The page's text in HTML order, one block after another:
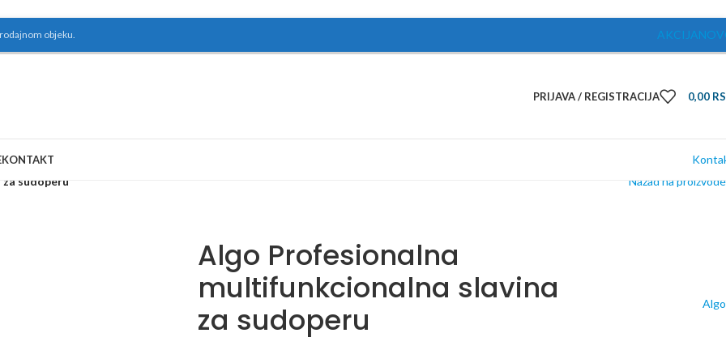
objeku. AKCIJA
PRIJAVA / REGISTRACIJA 0,00
KONTAKT
sudoperu Nazad na proizvode
Algo Profesionalna
multifunkcionalna slavina
za sudoperu
Algo